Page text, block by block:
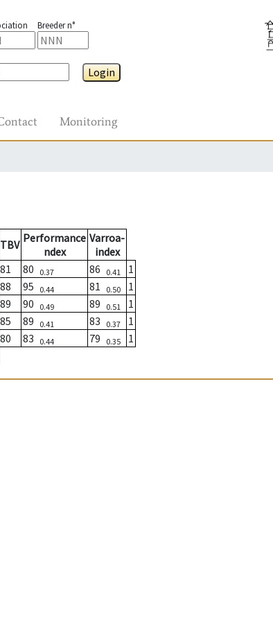
Breeder n°
Login
Monitoring
TBV Performance
ndex
Varroa-
index
81 80 0.37 86 0.41
1
88 95 0.44 81 0.50
1
89 90 0.49 89 0.51
1
85 89 0.41 83 0.37
1
80 83 0.44 79 0.35
1